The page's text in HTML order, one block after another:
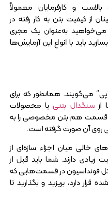
و کارفرمایان معمولاً
از کیفیت بتن به کار رفته در
می‌خواهید به‌عنوان یک مجری
باید با انواع این آزمایش‌ها
می‌گویند. همانطور که برای
سنگدال بتنی یا محصولات
قسمت هم بتن مخصوصی را به
روی آن صورت گرفته است.
خالی میان اجزاء سازه‌ای از
دارند. شما باید قبل از
فونداسیون در قسمت‌هایی که
قرار دارد، بریزید و بگذارید تا